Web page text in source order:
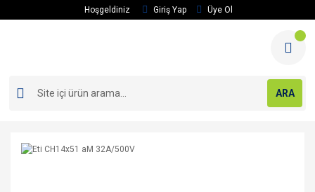
Hoşgeldiniz Giriş Yap Üye Ol
ARA